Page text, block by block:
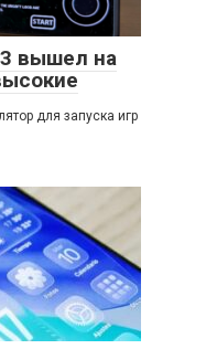
вышел на
для запуска игр